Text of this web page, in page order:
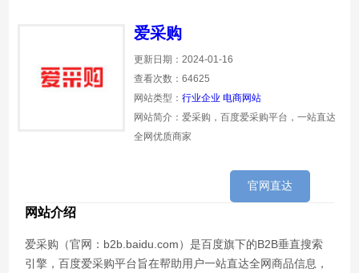
爱采购
更新日期：2024-01-16
查看次数：64625
网站类型：行业企业 电商网站
网站简介：爱采购，百度爱采购平台，一站直达
全网优质商家
官网直达
网站介绍
爱采购（官网：b2b.baidu.com）是百度旗下的B2B垂直搜索
引擎，百度爱采购平台旨在帮助用户一站直达全网商品信息，